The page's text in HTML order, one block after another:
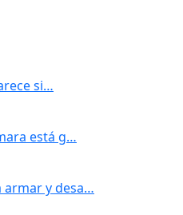
si…
está g…
y desa…